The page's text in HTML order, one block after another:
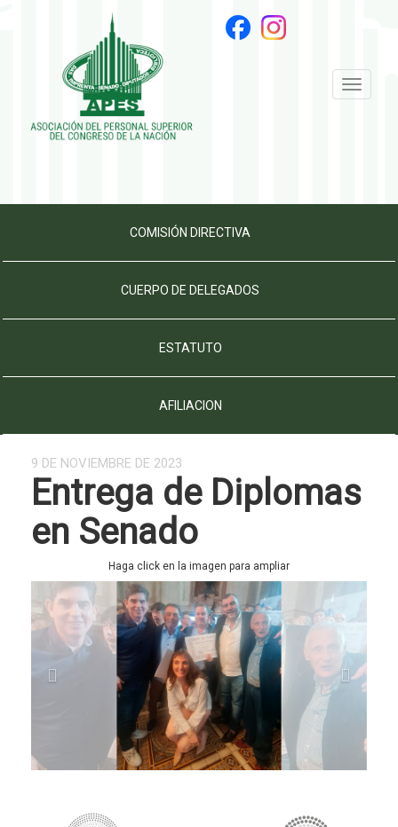
Toggle
COMISIÓN DIRECTIVA
CUERPO DE DELEGADOS
ESTATUTO
AFILIACION
9 DE NOVIEMBRE DE 2023
Entrega de Diplomas
en Senado
Haga click en la imagen para ampliar
Previous Next